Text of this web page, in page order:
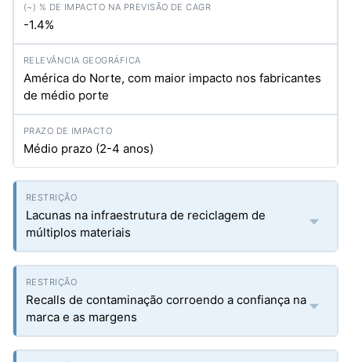
-1.4%
América do Norte, com maior impacto nos fabricantes
de médio porte
Médio prazo (2-4 anos)
Lacunas na infraestrutura de reciclagem de
múltiplos materiais
Recalls de contaminação corroendo a confiança na
marca e as margens